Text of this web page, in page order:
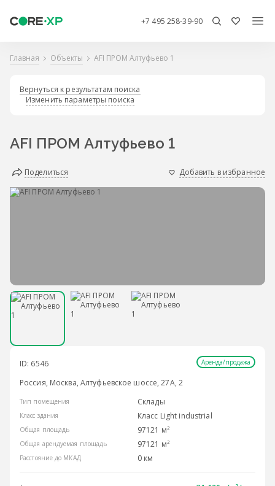
+7 495 258-39-90
Главная Объекты AFI ПРОМ Алтуфьево 1
Вернуться к результатам поиска
Изменить параметры поиска
AFI ПРОМ Алтуфьево 1
Поделиться Добавить в избранное
ID: 6546 Аренда/продажа
Россия, Москва, Алтуфьевское шоссе, 27А, 2
Тип помещения Склады
Класс здания Класс Light industrial
Общая площадь 97121 м²
Общая арендуемая площадь 97121 м²
Расстояние до МКАД 0 км